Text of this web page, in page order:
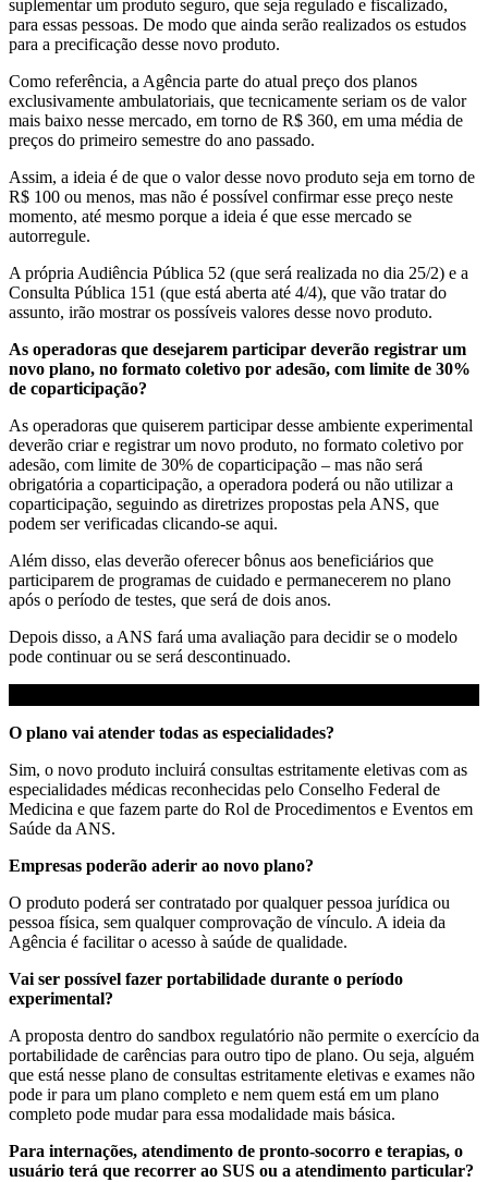
suplementar um produto seguro, que seja regulado e fiscalizado,
para essas pessoas. De modo que ainda serão realizados os estudos
para a precificação desse novo produto.
Como referência, a Agência parte do atual preço dos planos
exclusivamente ambulatoriais, que tecnicamente seriam os de valor
mais baixo nesse mercado, em torno de R$ 360, em uma média de
preços do primeiro semestre do ano passado.
Assim, a ideia é de que o valor desse novo produto seja em torno de
R$ 100 ou menos, mas não é possível confirmar esse preço neste
momento, até mesmo porque a ideia é que esse mercado se
autorregule.
A própria Audiência Pública 52 (que será realizada no dia 25/2) e a
Consulta Pública 151 (que está aberta até 4/4), que vão tratar do
assunto, irão mostrar os possíveis valores desse novo produto.
As operadoras que desejarem participar deverão registrar um
novo plano, no formato coletivo por adesão, com limite de 30%
de coparticipação?
As operadoras que quiserem ​participar desse ambiente experimental
deverão criar e registrar um novo produto, no formato coletivo por
adesão, com limite de 30% de coparticipação – mas não será
obrigatória a coparticipação, a operadora poderá ou não utilizar a
coparticipação, seguindo as diretrizes propostas pela ANS, que
podem ser verificadas clicando-se aqui.
Além disso, elas deverão oferecer bônus aos beneficiários que
participarem de programas de cuidado e permanecerem no plano
após o período de testes, que será de dois anos.
Depois disso, a ANS fará uma avaliação para decidir se o modelo
pode continuar ou se será descontinuado.
O plano vai atender todas as especialidades?
Sim, o novo produto incluirá consultas estritamente eletivas com as
especialidades médicas reconhecidas pelo Conselho Federal de
Medicina e que fazem parte do Rol de Procedimentos e Eventos em
Saúde da ANS.
Empresas poderão aderir ao novo plano?
O produto poderá ser contratado por qualquer pessoa jurídica ou
pessoa física, sem qualquer comprovação de vínculo. A ideia da
Agência é facilitar o acesso à saúde de qualidade.
Vai ser possível fazer portabilidade durante o período
experimental?
A proposta dentro do sandbox regulatório não permite o exercício da
portabilidade de carências para outro tipo de plano. Ou seja, alguém
que está nesse plano de consultas estritamente eletivas e exames não
pode ir para um plano completo e nem quem está em um plano
completo pode mudar para essa modalidade mais básica.
Para internações, atendimento de pronto-socorro e terapias, o
usuário terá que recorrer ao SUS ou a atendimento particular?